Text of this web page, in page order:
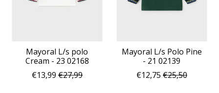
Mayoral L/s polo
Cream - 23 02168
€13,99 €27,99
Mayoral L/s Polo Pine
- 21 02139
€12,75 €25,50